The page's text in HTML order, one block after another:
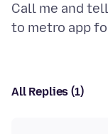
Call me and
All Replies (1)